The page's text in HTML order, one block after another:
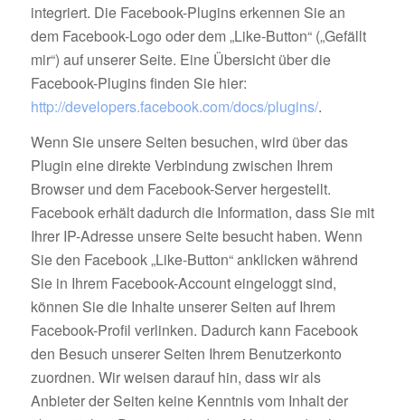
integriert. Die Facebook-Plugins erkennen Sie an
dem Facebook-Logo oder dem „Like-Button“ („Gefällt
mir“) auf unserer Seite. Eine Übersicht über die
Facebook-Plugins finden Sie hier:
http://developers.facebook.com/docs/plugins/.
Wenn Sie unsere Seiten besuchen, wird über das
Plugin eine direkte Verbindung zwischen Ihrem
Browser und dem Facebook-Server hergestellt.
Facebook erhält dadurch die Information, dass Sie mit
Ihrer IP-Adresse unsere Seite besucht haben. Wenn
Sie den Facebook „Like-Button“ anklicken während
Sie in Ihrem Facebook-Account eingeloggt sind,
können Sie die Inhalte unserer Seiten auf Ihrem
Facebook-Profil verlinken. Dadurch kann Facebook
den Besuch unserer Seiten Ihrem Benutzerkonto
zuordnen. Wir weisen darauf hin, dass wir als
Anbieter der Seiten keine Kenntnis vom Inhalt der